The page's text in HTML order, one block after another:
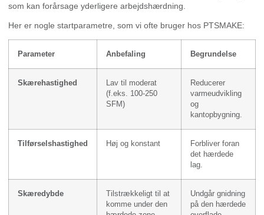
som kan forårsage yderligere arbejdshærdning.
Her er nogle startparametre, som vi ofte bruger hos PTSMAKE:
Parameter Anbefaling Begrundelse
Skærehastighed
Lav til moderat
(f.eks. 100-250
SFM)
Reducerer
varmeudvikling
og
kantopbygning.
Tilførselshastighed Høj og konstant
Forbliver foran
det hærdede
lag.
Skæredybde
Tilstrækkeligt til at
komme under den
Undgår gnidning
på den hærdede